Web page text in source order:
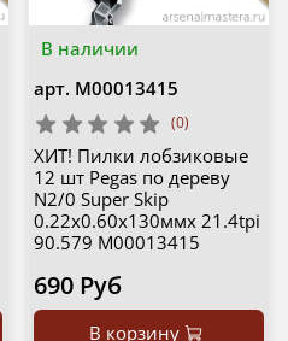
В наличии
арт. М00013415
(0)
ХИТ! Пилки лобзиковые
12 шт Pegas по дереву
N2/0 Super Skip
0.22х0.60х130ммх 21.4tpi
90.579 М00013415
690 Руб
В корзину